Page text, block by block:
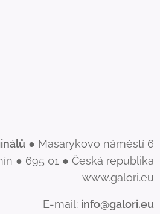
● Masarykovo náměstí 6
● 695 01 ● Česká republika
www.galori.eu
E-mail: info@galori.eu